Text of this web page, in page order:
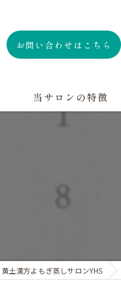
お問い合わせはこちら
当サロンの特徴
プライベートサロン
土漢方よもぎ蒸しサロンYHS